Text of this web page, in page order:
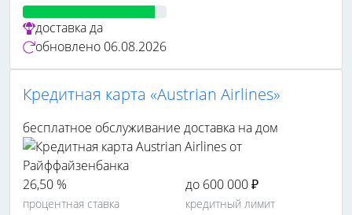
доставкада
обновлено 06.08.2026
Кредитная карта «Austrian Airlines»
бесплатное обслуживание доставка на дом
26,50 %
процентная ставка
до 600 000 ₽
кредитный лимит